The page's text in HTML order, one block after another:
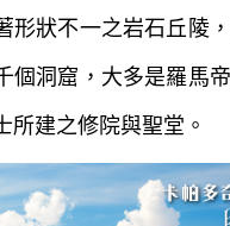
形狀不一之岩石丘陵
個洞窟，大多是羅馬
所建之修院與聖堂。